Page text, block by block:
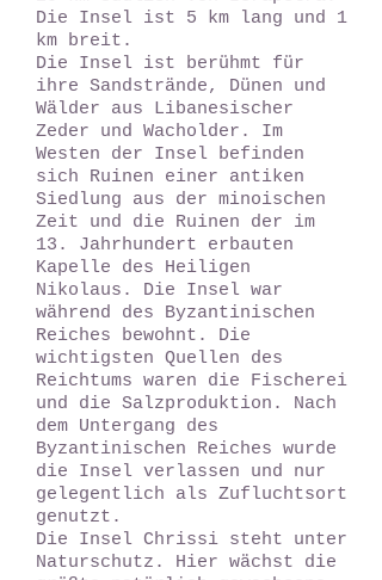
Die Insel ist 5 km lang und 1
km breit.
Die Insel ist berühmt für
ihre Sandstrände, Dünen und
Wälder aus Libanesischer
Zeder und Wacholder. Im
Westen der Insel befinden
sich Ruinen einer antiken
Siedlung aus der minoischen
Zeit und die Ruinen der im
13. Jahrhundert erbauten
Kapelle des Heiligen
Nikolaus. Die Insel war
während des Byzantinischen
Reiches bewohnt. Die
wichtigsten Quellen des
Reichtums waren die Fischerei
und die Salzproduktion. Nach
dem Untergang des
Byzantinischen Reiches wurde
die Insel verlassen und nur
gelegentlich als Zufluchtsort
genutzt.
Die Insel Chrissi steht unter
Naturschutz. Hier wächst die